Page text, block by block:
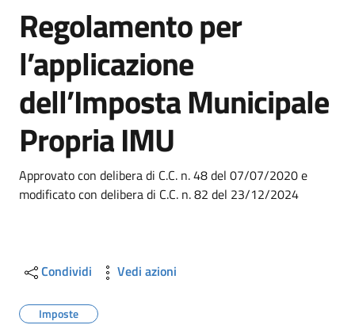
Regolamento per
l’applicazione
dell’Imposta Municipale
Propria IMU
Dettagli
Approvato con delibera di C.C. n. 48 del 07/07/2020 e
modificato con delibera di C.C. n. 82 del 23/12/2024
Condividi Vedi azioni
Imposte